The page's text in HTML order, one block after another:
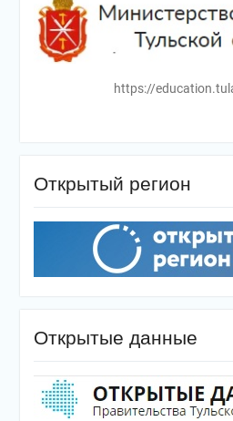
https://
Открытый регион
Открытые данные